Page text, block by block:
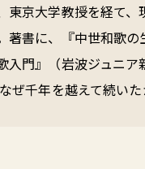
東京大学教授を経て
著書に、『中世和歌
入門』（岩波ジュニ
ぜ千年を越えて続いた